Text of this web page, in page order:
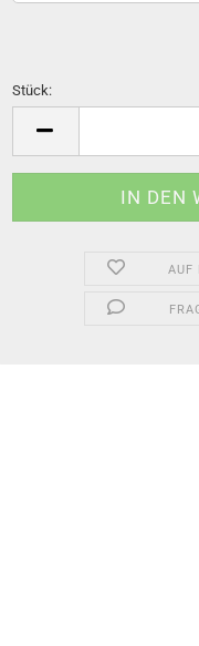
Stück:
Stück
AUF